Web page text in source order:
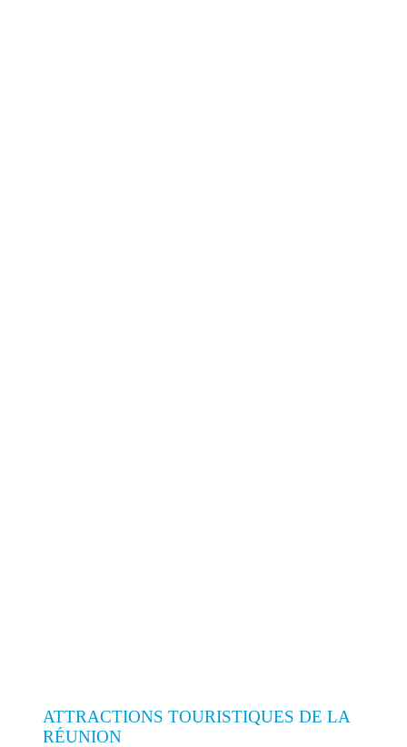
ATTRACTIONS TOURISTIQUES DE LA
RÉUNION